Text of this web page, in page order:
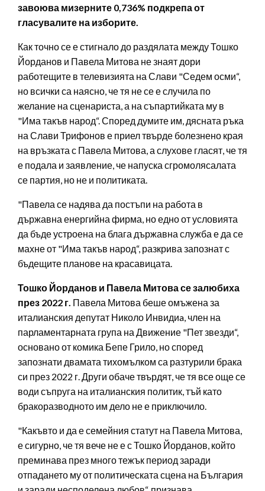
завоюва мизерните 0,736% подкрепа от
гласувалите на изборите.
Как точно се е стигнало до раздялата между Тошко
Йорданов и Павела Митова не знаят дори
работещите в телевизията на Слави "Седем осми“,
но всички са наясно, че тя не се е случила по
желание на сценариста, а на съпартийката му в
"Има такъв народ“. Според думите им, дясната ръка
на Слави Трифонов е приел твърде болезнено края
на връзката с Павела Митова, а слухове гласят, че тя
е подала и заявление, че напуска сгромолясалата
се партия, но не и политиката.
"Павела се надява да постъпи на работа в
държавна енергийна фирма, но едно от условията
да бъде устроена на блага държавна служба е да се
махне от "Има такъв народ“, разкрива запознат с
бъдещите планове на красавицата.
Тошко Йорданов и Павела Митова се залюбиха
през 2022 г. Павела Митова беше омъжена за
италианския депутат Николо Инвидиa, член на
парламентарната група на Движение "Пет звезди“,
основано от комика Бепе Грило, но според
запознати двамата тихомълком са разтурили брака
си през 2022 г. Други обаче твърдят, че тя все още се
води съпруга на италианския политик, тъй като
бракоразводното им дело не е приключило.
"Какъвто и да е семейния статут на Павела Митова,
е сигурно, че тя вече не е с Тошко Йорданов, който
преминава през много тежък период заради
отпадането му от политическата сцена на България